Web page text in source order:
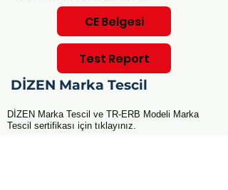
CE Belgesi
Test Report
DİZEN Marka Tescil
DİZEN Marka Tescil ve TR-ERB Modeli Marka
Tescil sertifikası için tıklayınız.